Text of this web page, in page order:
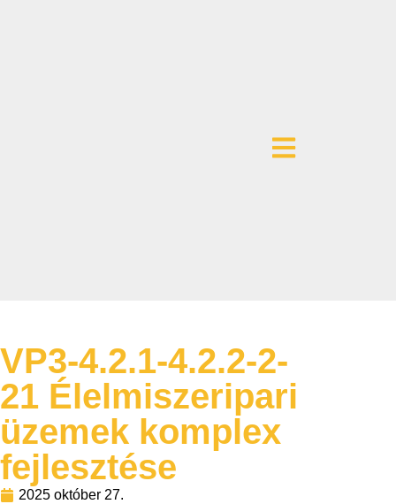
VP3-4.2.1-4.2.2-2-
21 Élelmiszeripari
üzemek komplex
fejlesztése
2025 október 27.